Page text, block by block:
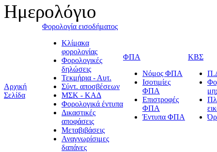
Ημερολόγιο
Αρχική
Σελίδα
Φορολογία εισοδήματος
Κλίμακα
φορολογίας
Φορολογικές
δηλώσεις
Τεκμήρια - Αυτ.
Σύντ. αποσβέσεων
ΜΣΚ - ΚΑΔ
Φορολογικά έντυπα
Δικαστικές
αποφάσεις
Μεταβιβάσεις
Αναγνωρίσιμες
δαπάνες
ΦΠΑ
Νόμος ΦΠΑ
Ισοτιμίες
ΦΠΑ
Επιστροφές
ΦΠΑ
Έντυπα ΦΠΑ
ΚΒΣ